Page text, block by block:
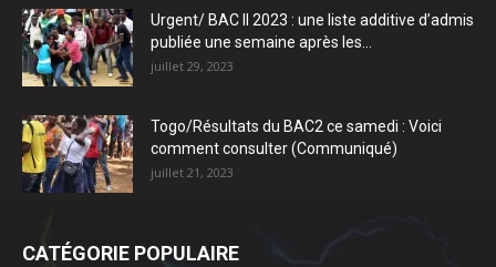
Urgent/ BAC II 2023 : une liste additive d’admis
publiée une semaine après les...
juillet 29, 2023
Togo/Résultats du BAC2 ce samedi : Voici
comment consulter (Communiqué)
juillet 21, 2023
CATÉGORIE POPULAIRE